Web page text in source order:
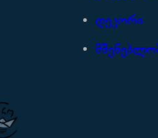
დეკორი